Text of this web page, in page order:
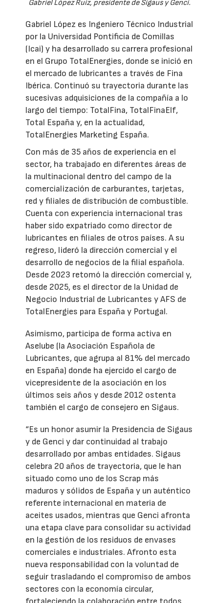
Gabriel López Ruiz, presidente de Sigaus y Genci.
Gabriel López es Ingeniero Técnico Industrial
por la Universidad Pontificia de Comillas
(Icai) y ha desarrollado su carrera profesional
en el Grupo TotalEnergies, donde se inició en
el mercado de lubricantes a través de Fina
Ibérica. Continuó su trayectoria durante las
sucesivas adquisiciones de la compañía a lo
largo del tiempo: TotalFina, TotalFinaElf,
Total España y, en la actualidad,
TotalEnergies Marketing España.
Con más de 35 años de experiencia en el
sector, ha trabajado en diferentes áreas de
la multinacional dentro del campo de la
comercialización de carburantes, tarjetas,
red y filiales de distribución de combustible.
Cuenta con experiencia internacional tras
haber sido expatriado como director de
lubricantes en filiales de otros países. A su
regreso, lideró la dirección comercial y el
desarrollo de negocios de la filial española.
Desde 2023 retomó la dirección comercial y,
desde 2025, es el director de la Unidad de
Negocio Industrial de Lubricantes y AFS de
TotalEnergies para España y Portugal.
Asimismo, participa de forma activa en
Aselube (la Asociación Española de
Lubricantes, que agrupa al 81% del mercado
en España) donde ha ejercido el cargo de
vicepresidente de la asociación en los
últimos seis años y desde 2012 ostenta
también el cargo de consejero en Sigaus.
“Es un honor asumir la Presidencia de Sigaus
y de Genci y dar continuidad al trabajo
desarrollado por ambas entidades. Sigaus
celebra 20 años de trayectoria, que le han
situado como uno de los Scrap más
maduros y sólidos de España y un auténtico
referente internacional en materia de
aceites usados, mientras que Genci afronta
una etapa clave para consolidar su actividad
en la gestión de los residuos de envases
comerciales e industriales. Afronto esta
nueva responsabilidad con la voluntad de
seguir trasladando el compromiso de ambos
sectores con la economía circular,